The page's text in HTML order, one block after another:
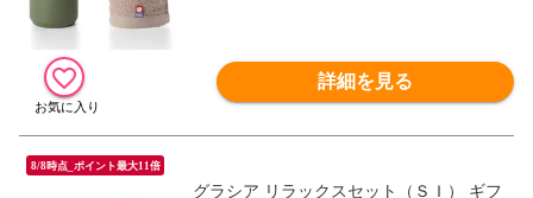
詳細を見る
8/8時点_ポイント最大11倍
グラシア リラックスセット（ＳＩ） ギフ